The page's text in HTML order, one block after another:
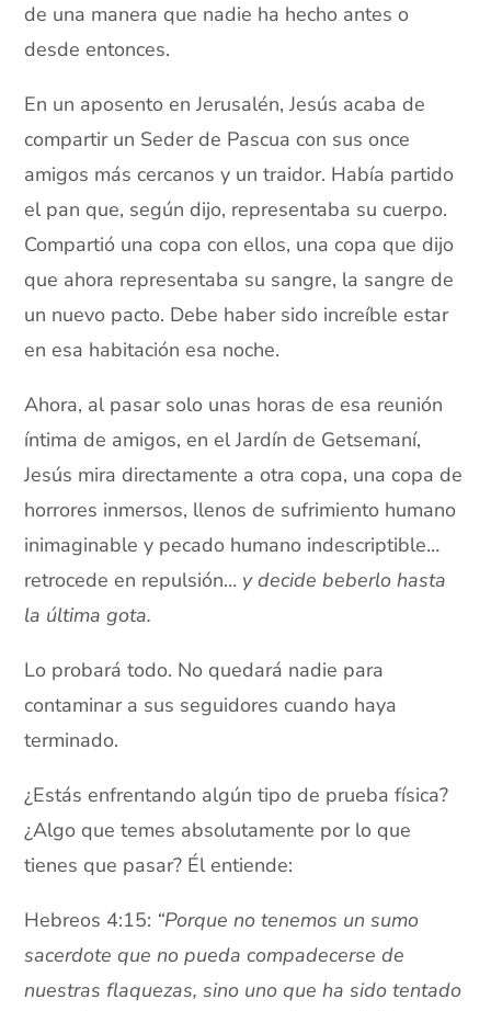
de una manera que nadie ha hecho antes o
desde entonces.
En un aposento en Jerusalén, Jesús acaba de
compartir un Seder de Pascua con sus once
amigos más cercanos y un traidor. Había partido
el pan que, según dijo, representaba su cuerpo.
Compartió una copa con ellos, una copa que dijo
que ahora representaba su sangre, la sangre de
un nuevo pacto. Debe haber sido increíble estar
en esa habitación esa noche.
Ahora, al pasar solo unas horas de esa reunión
íntima de amigos, en el Jardín de Getsemaní,
Jesús mira directamente a otra copa, una copa de
horrores inmersos, llenos de sufrimiento humano
inimaginable y pecado humano indescriptible…
retrocede en repulsión… y decide beberlo hasta
la última gota.
Lo probará todo. No quedará nadie para
contaminar a sus seguidores cuando haya
terminado.
¿Estás enfrentando algún tipo de prueba física?
¿Algo que temes absolutamente por lo que
tienes que pasar? Él entiende:
Hebreos 4:15: “Porque no tenemos un sumo
sacerdote que no pueda compadecerse de
nuestras flaquezas, sino uno que ha sido tentado